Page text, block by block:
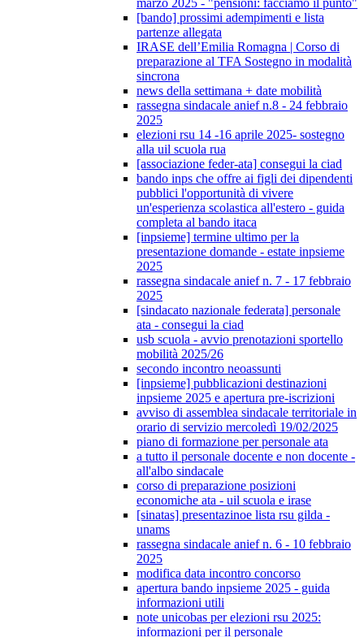
marzo 2025 - "pensioni: facciamo il punto"
[bando] prossimi adempimenti e lista
partenze allegata
IRASE dell’Emilia Romagna | Corso di
preparazione al TFA Sostegno in modalità
sincrona
news della settimana + date mobilità
rassegna sindacale anief n.8 - 24 febbraio
2025
elezioni rsu 14 -16 aprile 2025- sostegno
alla uil scuola rua
[associazione feder-ata] consegui la ciad
bando inps che offre ai figli dei dipendenti
pubblici l'opportunità di vivere
un'esperienza scolastica all'estero - guida
completa al bando itaca
[inpsieme] termine ultimo per la
presentazione domande - estate inpsieme
2025
rassegna sindacale anief n. 7 - 17 febbraio
2025
[sindacato nazionale federata] personale
ata - consegui la ciad
usb scuola - avvio prenotazioni sportello
mobilità 2025/26
secondo incontro neoassunti
[inpsieme] pubblicazioni destinazioni
inpsieme 2025 e apertura pre-iscrizioni
avviso di assemblea sindacale territoriale in
orario di servizio mercoledì 19/02/2025
piano di formazione per personale ata
a tutto il personale docente e non docente -
all'albo sindacale
corso di preparazione posizioni
economiche ata - uil scuola e irase
[sinatas] presentazinoe lista rsu gilda -
unams
rassegna sindacale anief n. 6 - 10 febbraio
2025
modifica data incontro concorso
apertura bando inpsieme 2025 - guida
informazioni utili
note unicobas per elezioni rsu 2025:
informazioni per il personale